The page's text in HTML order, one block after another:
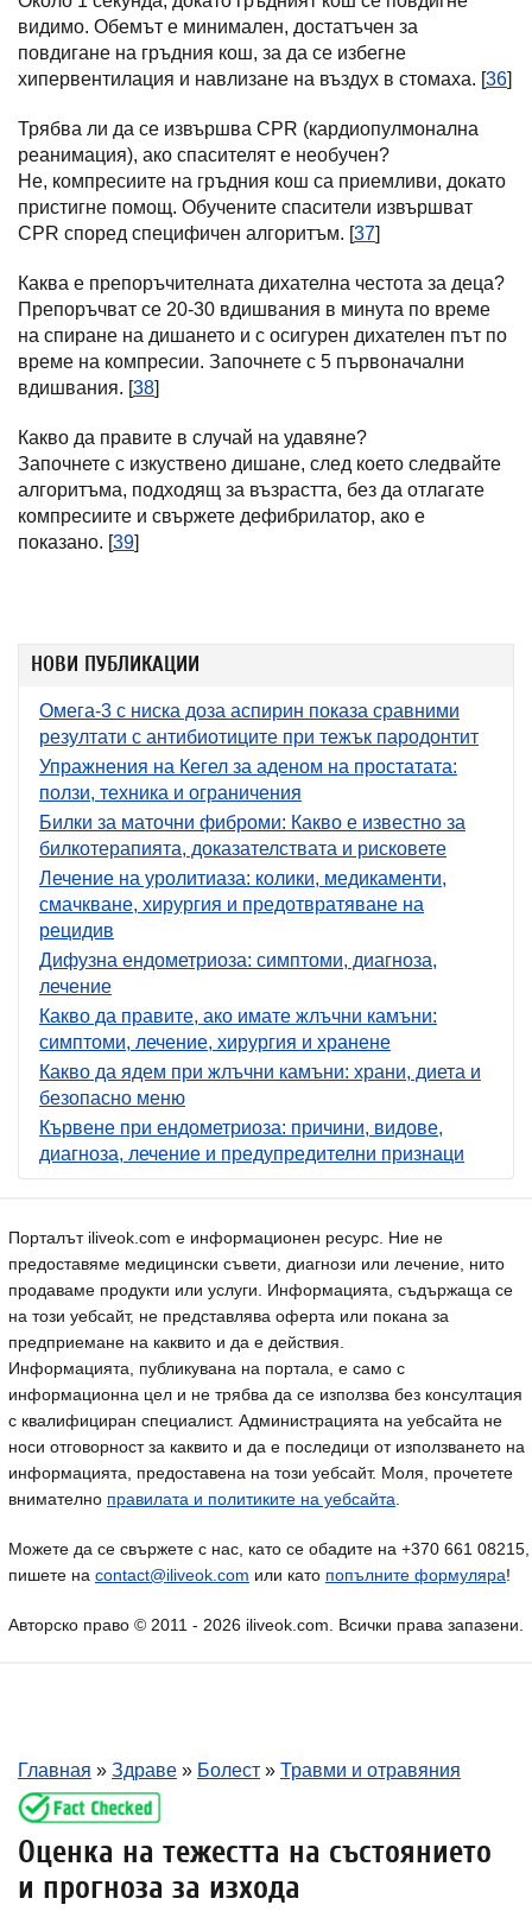
видимо. Обемът е минимален, достатъчен за
повдигане на гръдния кош, за да се избегне
хипервентилация и навлизане на въздух в стомаха. [36]
Трябва ли да се извършва CPR (кардиопулмонална
реанимация), ако спасителят е необучен?
Не, компресиите на гръдния кош са приемливи, докато
пристигне помощ. Обучените спасители извършват
CPR според специфичен алгоритъм. [37]
Каква е препоръчителната дихателна честота за деца?
Препоръчват се 20-30 вдишвания в минута по време
на спиране на дишането и с осигурен дихателен път по
време на компресии. Започнете с 5 първоначални
вдишвания. [38]
Какво да правите в случай на удавяне?
Започнете с изкуствено дишане, след което следвайте
алгоритъма, подходящ за възрастта, без да отлагате
компресиите и свържете дефибрилатор, ако е
показано. [39]
НОВИ ПУБЛИКАЦИИ
Омега-3 с ниска доза аспирин показа сравними
резултати с антибиотиците при тежък пародонтит
Упражнения на Кегел за аденом на простатата:
ползи, техника и ограничения
Билки за маточни фиброми: Какво е известно за
билкотерапията, доказателствата и рисковете
Лечение на уролитиаза: колики, медикаменти,
смачкване, хирургия и предотвратяване на
рецидив
Дифузна ендометриоза: симптоми, диагноза,
лечение
Какво да правите, ако имате жлъчни камъни:
симптоми, лечение, хирургия и хранене
Какво да ядем при жлъчни камъни: храни, диета и
безопасно меню
Кървене при ендометриоза: причини, видове,
диагноза, лечение и предупредителни признаци
Порталът iliveok.com е информационен ресурс. Ние не
предоставяме медицински съвети, диагнози или лечение, нито
продаваме продукти или услуги. Информацията, съдържаща се
на този уебсайт, не представлява оферта или покана за
предприемане на каквито и да е действия.
Информацията, публикувана на портала, е само с
информационна цел и не трябва да се използва без консултация
с квалифициран специалист. Администрацията на уебсайта не
носи отговорност за каквито и да е последици от използването на
информацията, предоставена на този уебсайт. Моля, прочетете
внимателно правилата и политиките на уебсайта
Можете да се свържете с нас, като се обадите на +370 661 08215,
пишете на contact@iliveok.com или като попълните формуляра!
Авторско право © 2011 - 2026 iliveok.com. Всички права запазени.
Главная » Здраве » Болест » Травми и отравяния
Оценка на тежестта на състоянието
и прогноза за изхода